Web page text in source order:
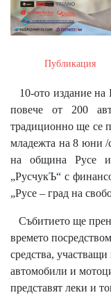
Публикация
10-ото издание на
повече от 200
традиционно ще се
младежта на 8 юни /
на община Русе и
„РусчукЪ“ с
„Русе – град на
Събитието ще
времето
средства,
автомобили и
представят леки и